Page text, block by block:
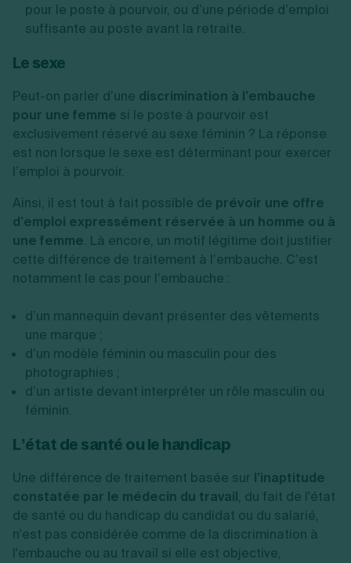
pour le poste à pourvoir, ou d’une période d’emploi
suffisante au poste avant la retraite.
Le sexe
Peut-on parler d’une discrimination à l’embauche
pour une femme si le poste à pourvoir est
exclusivement réservé au sexe féminin ? La réponse
est non lorsque le sexe est déterminant pour exercer
l’emploi à pourvoir.
Ainsi, il est tout à fait possible de prévoir une offre
d’emploi expressément réservée à un homme ou à
une femme. Là encore, un motif légitime doit justifier
cette différence de traitement à l’embauche. C’est
notamment le cas pour l’embauche :
d’un mannequin devant présenter des vêtements
une marque ;
d’un modèle féminin ou masculin pour des
photographies ;
d’un artiste devant interpréter un rôle masculin ou
féminin.
L’état de santé ou le handicap
Une différence de traitement basée sur l’inaptitude
constatée par le médecin du travail, du fait de l'état
de santé ou du handicap du candidat ou du salarié,
n'est pas considérée comme de la discrimination à
l'embauche ou au travail si elle est objective,